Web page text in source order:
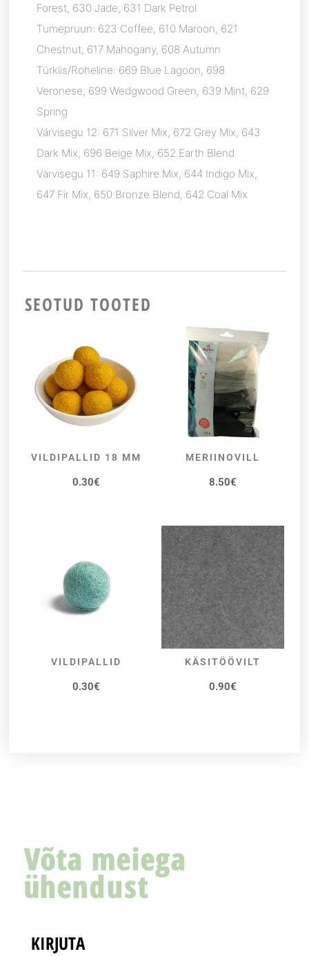
Forest, 630 Jade, 631 Dark Petrol
Tumepruun: 623 Coffee, 610 Maroon, 621
Chestnut, 617 Mahogany, 608 Autumn
Türkiis/Roheline: 669 Blue Lagoon, 698
Veronese, 699 Wedgwood Green, 639 Mint, 629
Spring
Värvisegu 12: 671 Silver Mix, 672 Grey Mix, 643
Dark Mix, 696 Beige Mix, 652 Earth Blend
Värvisegu 11: 649 Saphire Mix, 644 Indigo Mix,
647 Fir Mix, 650 Bronze Blend, 642 Coal Mix
SEOTUD TOOTED
VALI
VILDIPALLID 18 MM
0.30€
VALI
MERIINOVILL
8.50€
VALI
VILDIPALLID
0.30€
VALI
KÄSITÖÖVILT
0.90€
Võta meiega
ühendust
KIRJUTA